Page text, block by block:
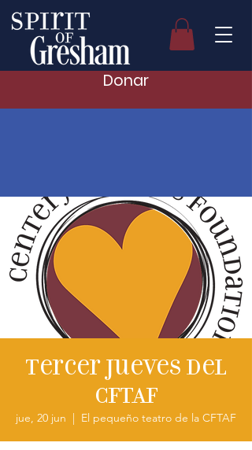
Donar
Tercer jueves del
CFTAF
jue, 20 jun
  |
El pequeño teatro de la CFTAF